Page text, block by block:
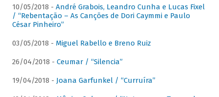
10/05/2018 - André Grabois, Leandro Cunha e Lucas Fixel
/ “Rebentação – As Canções de Dori Caymmi e Paulo
César Pinheiro”
03/05/2018 - Miguel Rabello e Breno Ruiz
26/04/2018 - Ceumar / “Silencia”
19/04/2018 - Joana Garfunkel / “Curruíra”